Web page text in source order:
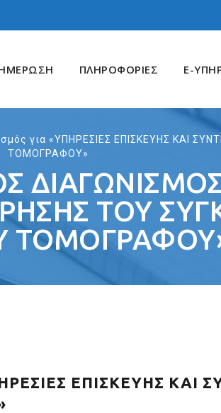
ΠΛΗΡΟΦΟΡΙΕΣ E-
για «ΥΠΗΡΕΣΙΕΣ ΕΠΙΣΚΕΥΗΣ ΚΑΙ
ΤΟΜΟΓΡΑΦΟΥ»
ΤΟΥ
ΕΠΙΣΚΕΥΗΣ ΚΑΙ